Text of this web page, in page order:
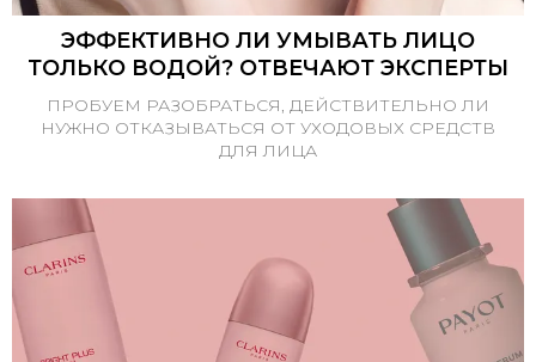
ЭФФЕКТИВНО ЛИ УМЫВАТЬ ЛИЦО
ТОЛЬКО ВОДОЙ? ОТВЕЧАЮТ ЭКСПЕРТЫ
ПРОБУЕМ РАЗОБРАТЬСЯ, ДЕЙСТВИТЕЛЬНО ЛИ
НУЖНО ОТКАЗЫВАТЬСЯ ОТ УХОДОВЫХ СРЕДСТВ
ДЛЯ ЛИЦА